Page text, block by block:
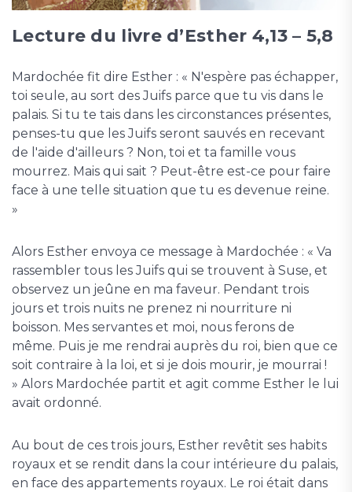
Lecture du livre d’Esther 4,13 – 5,8
Mardochée fit dire Esther : « N'espère pas échapper,
toi seule, au sort des Juifs parce que tu vis dans le
palais. Si tu te tais dans les circonstances présentes,
penses-tu que les Juifs seront sauvés en recevant
de l'aide d'ailleurs ? Non, toi et ta famille vous
mourrez. Mais qui sait ? Peut-être est-ce pour faire
face à une telle situation que tu es devenue reine.
»
Alors Esther envoya ce message à Mardochée : « Va
rassembler tous les Juifs qui se trouvent à Suse, et
observez un jeûne en ma faveur. Pendant trois
jours et trois nuits ne prenez ni nourriture ni
boisson. Mes servantes et moi, nous ferons de
même. Puis je me rendrai auprès du roi, bien que ce
soit contraire à la loi, et si je dois mourir, je mourrai !
» Alors Mardochée partit et agit comme Esther le lui
avait ordonné.
Au bout de ces trois jours, Esther revêtit ses habits
royaux et se rendit dans la cour intérieure du palais,
en face des appartements royaux. Le roi était dans